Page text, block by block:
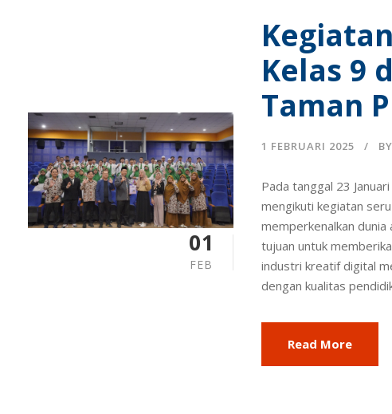
01
FEB
Kelas 9
Taman
1 FEBRUARI 2025 BY
Pada tanggal 23
mengikuti kegiatan
memperkenalkan dunia
tujuan untuk
industri kreatif digital
dengan kualitas
Read More